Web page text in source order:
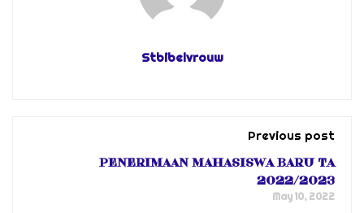
Stbibelvrouw
Previous post
PENERIMAAN MAHASISWA BARU TA
2022/2023
May 10, 2022